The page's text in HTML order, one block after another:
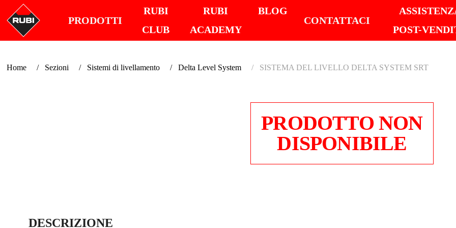
PRODOTTI
RUBI
CLUB
RUBI
ACADEMY
BLOG
CONTATTACI
POST-
Home Sezioni Sistemi di livellamento Delta Level System SISTEMA DEL LIVELLO DELTA SYSTEM SRT
PRODOTTO NON
DISPONIBILE
DESCRIZIONE